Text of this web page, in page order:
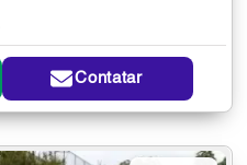
Contatar